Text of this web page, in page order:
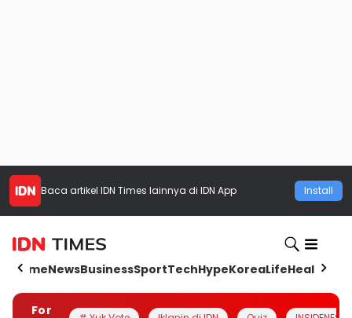
Baca artikel IDN Times lainnya di IDN App Install
HomeNewsBusinessSportTechHypeKoreaLifeHealth
For